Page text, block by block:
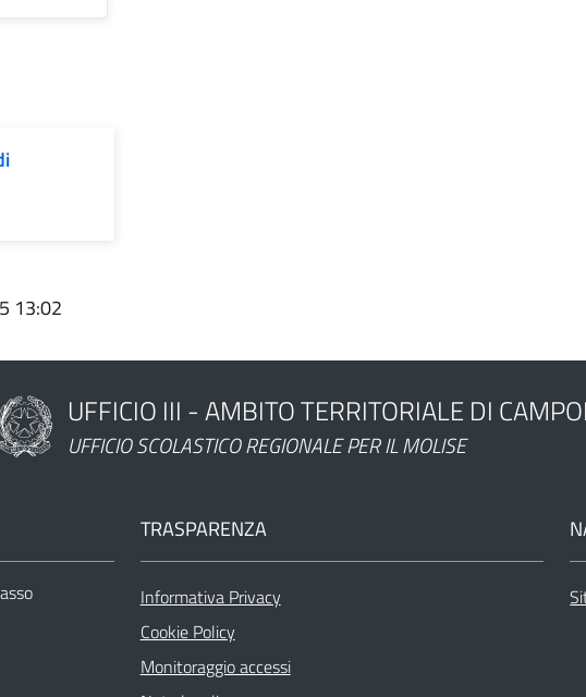
13:02
Nome dell'amministrazione
UFFICIO III - AMBITO TERRITORIALE DI
UFFICIO SCOLASTICO REGIONALE PER IL MOLISE
TRASPARENZA
Informativa Privacy
Cookie Policy
Monitoraggio accessi